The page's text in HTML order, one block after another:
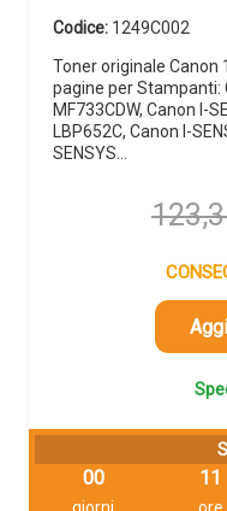
Codice: 1249C002
Toner originale Canon
pagine per Stampanti:
MF733CDW, Canon I-
LBP652C, Canon I-
SENSYS…
00
giorni
11
ore